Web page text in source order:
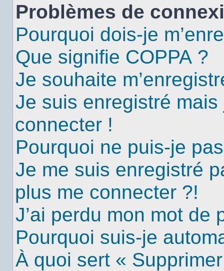
Problèmes de
Pourquoi dois-je
Que signifie COPPA ?
Je souhaite
Je suis enregistré
connecter !
Pourquoi ne puis-je
Je me suis enregistré
plus me connecter ?!
J’ai perdu mon mot de
Pourquoi suis-je
À quoi sert «